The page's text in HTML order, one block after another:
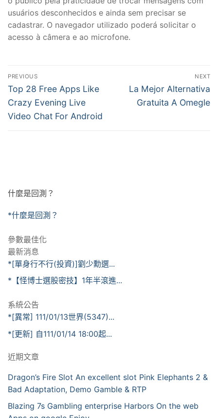
usuários desconhecidos e ainda sem precisar se
cadastrar. O navegador utilizado poderá solicitar o
acesso à câmera e ao microfone.
文
章
導
覽
PREVIOUS
Previous
post:
Top 28 Free Apps Like
Crazy Evening Live
Video Chat For Android
NEXT
Next
post:
La Mejor Alternativa
Gratuita A Omegle
什麼是回測？
*什麼是回測？
參數最佳化
最新消息
*[單身行不行(投資)]劉少勳選...
*【怪博士選股密技】1年半滾進...
系統公告
*[異常] 111/01/13世界(5347)...
*[更新] 自111/01/14 18:00起...
近期文章
Dragon’s Fire Slot An excellent slot Pink Elephants 2 &
Bad Adaptation, Demo Gamble & RTP
Blazing 7s Gambling enterprise Harbors On the web